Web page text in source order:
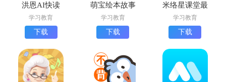
洪恩AI快读
下载手机版
学习教育
下载
萌宝绘本故事
app下载安装
最新版
学习教育
下载
米络星课堂最
新版
学习教育
下载